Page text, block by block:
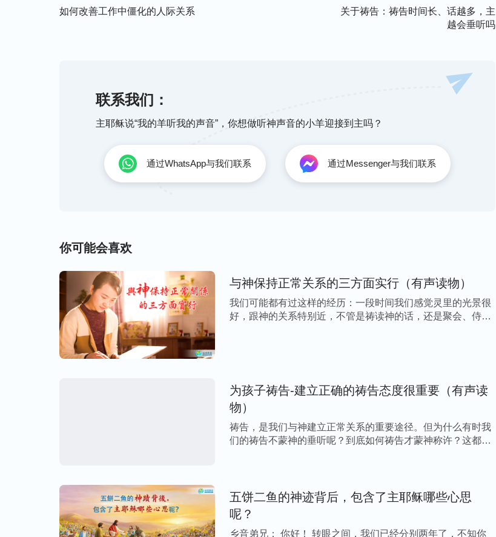
就看到神做事说话是我们人测不透的，所以作为一个受造之物，对神得具备一颗敬畏的心，
在神面前总得有敬畏神的心，说话做事有分
说话，明白多少说多少，不明白的我们祷告神寻求真理，不凭我们的脑袋瞎分析、瞎论断。
约伯当初临到满山牛羊被掳，儿女遭灾，自己又浑身长疮，他也看不透，但他有一颗敬畏神
的心，在所临到的事上不以口犯罪，不凭自己的观念想象论断神、埋怨神，而是祷告神依靠
事上，他们看不透还妄加猜测，随意论断，最后惹神发怒。又如当初主耶稣来作工时，法利
赛人看到主耶稣说话作工不合他们的观念想象，他们就没有敬畏神之心，随意论断定罪主耶
工，而是像彼得、雅各、约翰等人能虚心寻求考察主的作工说话，跟随了主耶稣，这样才能
通过今天的交通，相信我们对尊神为大的实行路途有了认识，只要我们按着这三条原则操练
实行，必定能成为尊神为大的人。就如神的话所说：“从现在开始实行敬畏神远离恶的道，
处处能够尊神为大，不以个人的想象、观点、认为定规自己，定规神，而是处处去寻求神的
心意，达到明白、了解神对人类的态度，以神的标准去满足神，那就太好了！
—— 小草
敬畏神需要具备的四方面表现
如何改善工作中僵化的人际关系
关于祷告：祷告时间长、话越多，主
越会垂听吗
联系我们：
主耶稣说“我的羊听我的声音”，你想做听神声音的小羊迎接到主吗？
通过WhatsApp与我们联系 通过Messenger与我们联系
你可能会喜欢
与神保持正常关系的三方面实行（有声读物）
我们可能都有过这样的经历：一段时间我们感觉灵里的光景很
好，跟神的关系特别近，不管是祷读神的话，还是聚会、侍奉
为孩子祷告-建立正确的祷告态度很重要（有声读
物）
祷告，是我们与神建立正常关系的重要途径。但为什么有时我
们的祷告不蒙神的垂听呢？到底如何祷告才蒙神称许？这都是
五饼二鱼的神迹背后，包含了主耶稣哪些心思
呢？
乡音弟兄： 你好！ 转眼之间，我们已经分别两年了，不知你